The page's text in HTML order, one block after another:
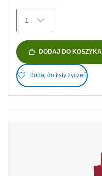
1
DODAJ DO KOSZYKA
Dodaj do listy życzeń